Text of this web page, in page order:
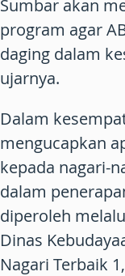
Sumbar akan
program agar
daging dalam
ujarnya.
Dalam
mengucapkan
kepada nagari-
dalam
diperoleh
Dinas
Nagari Terbaik